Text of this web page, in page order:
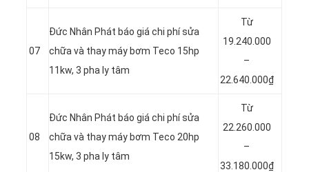
07
Đức Nhân Phát báo giá chi phí sửa
chữa và thay máy bơm Teco 15hp
11kw, 3 pha ly tâm
Từ
19.240.000
–
22.640.000₫
08
Đức Nhân Phát báo giá chi phí sửa
chữa và thay máy bơm Teco 20hp
15kw, 3 pha ly tâm
Từ
22.260.000
–
33.180.000₫